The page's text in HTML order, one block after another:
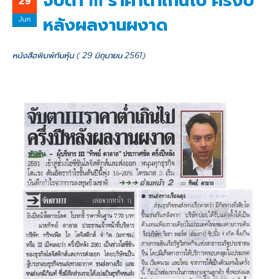
Jun
หลังผลงานผงาด
หนังสือพิมพ์ทันหุ้น ( 29 มิถุนายน 2561)